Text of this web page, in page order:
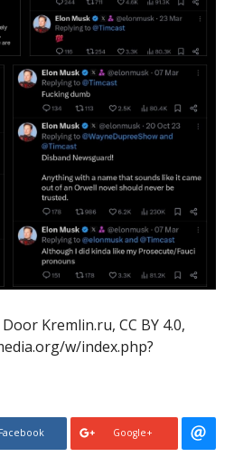
Kremlin.ru, CC BY 4.0,
w/index.php?
Facebook Google+